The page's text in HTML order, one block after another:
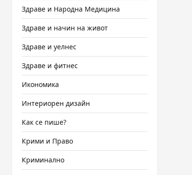
Здраве и Народна Медицина
Здраве и начин на живот
Здраве и уелнес
Здраве и фитнес
Икономика
Интериорен дизайн
Как се пише?
Крими и Право
Криминално